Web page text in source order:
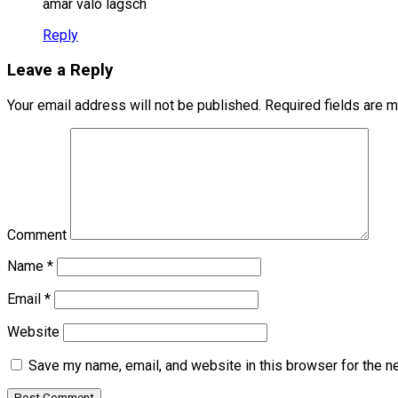
amar valo lagsch
Reply
Leave a Reply
Your email address will not be published. Required fields are
Comment
Name *
Email *
Website
Save my name, email, and website in this browser for the